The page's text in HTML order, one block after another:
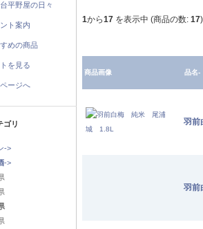
平野屋の日々
ト案内
めの商品
を見る
ージへ
リ
->
->
1から17 を表示中 (商品の数: 17)
商品画像 品名-
羽
羽